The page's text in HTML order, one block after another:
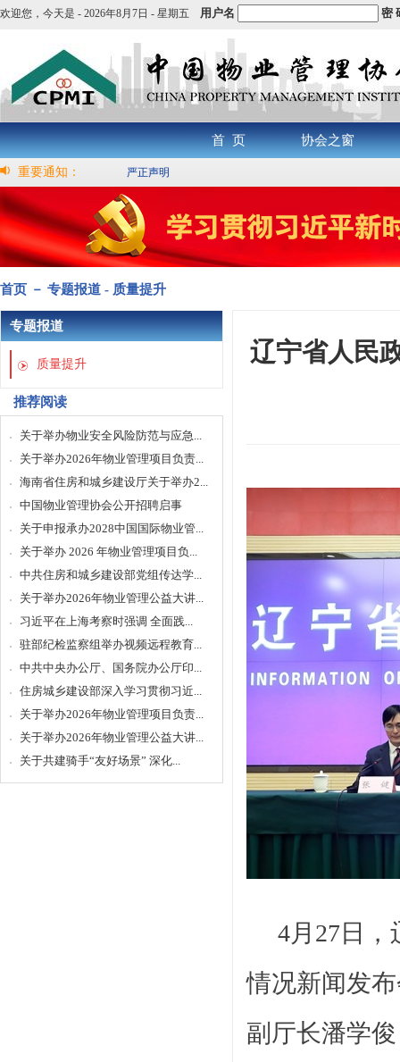
欢迎您， 今天是 - 2026年8月7日 - 星期五 用户名 密
首 页 协会之窗
重要通知： 严正声明
首页 － 专题报道 - 质量提升
专题报道
质量提升
推荐阅读
关于举办物业安全风险防范与应急...
关于举办2026年物业管理项目负责...
海南省住房和城乡建设厅关于举办2...
中国物业管理协会公开招聘启事
关于申报承办2028中国国际物业管...
关于举办 2026 年物业管理项目负...
中共住房和城乡建设部党组传达学...
关于举办2026年物业管理公益大讲...
习近平在上海考察时强调 全面践...
驻部纪检监察组举办视频远程教育...
中共中央办公厅、国务院办公厅印...
住房城乡建设部深入学习贯彻习近...
关于举办2026年物业管理项目负责...
关于举办2026年物业管理公益大讲...
关于共建骑手“友好场景” 深化...
辽宁省人民
4月27日，
情况新闻发
副厅长潘学